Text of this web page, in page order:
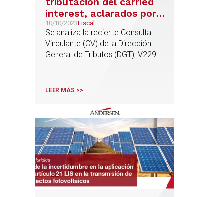
interest, aclarados por
la DGT
10/10/2023Fiscal
Se analiza la reciente Consulta
Vinculante (CV) de la Dirección
General de Tributos (DGT), V2295-
relevantes alrededor del “carried
LEER MÁS >>